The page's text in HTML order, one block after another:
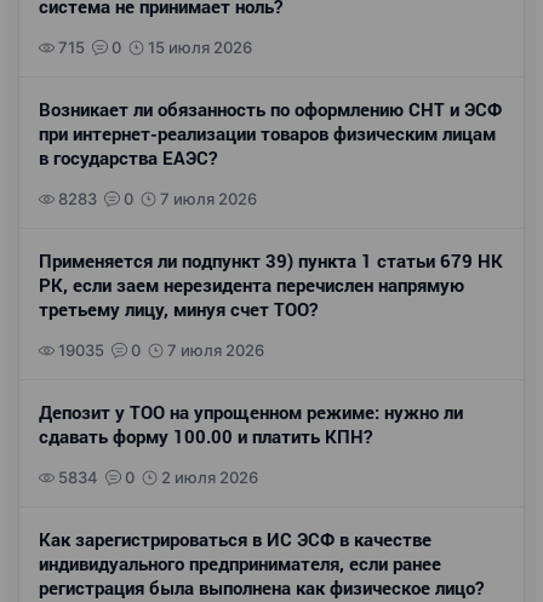
система не принимает ноль?
715 0 15 июля 2026
Возникает ли обязанность по оформлению СНТ и ЭСФ
при интернет-реализации товаров физическим лицам
в государства ЕАЭС?
8283 0 7 июля 2026
Применяется ли подпункт 39) пункта 1 статьи 679 НК
РК, если заем нерезидента перечислен напрямую
третьему лицу, минуя счет ТОО?
19035 0 7 июля 2026
Депозит у ТОО на упрощенном режиме: нужно ли
сдавать форму 100.00 и платить КПН?
5834 0 2 июля 2026
Как зарегистрироваться в ИС ЭСФ в качестве
индивидуального предпринимателя, если ранее
регистрация была выполнена как физическое лицо?